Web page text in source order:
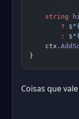
    string
        ?
$"
        :
$"
    ctx.
}
Coisas que